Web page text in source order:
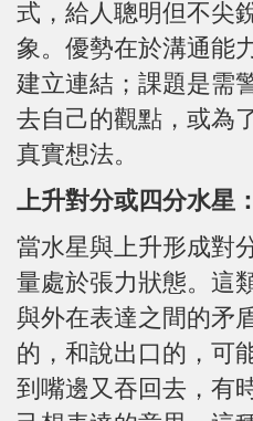
式，給人聰明但不尖
象。優勢在於溝通能
建立連結；課題是需
去自己的觀點，或為
真實想法。
上升對分或四分水星
當水星與上升形成對
量處於張力狀態。這
與外在表達之間的
的，和說出口的，可
到嘴邊又吞回去，有